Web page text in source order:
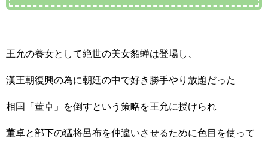
王允の養女として絶世の美女貂蝉は登場し、
漢王朝復興の為に朝廷の中で好き勝手やり放題だった
相国「董卓」を倒すという策略を王允に授けられ
董卓と部下の猛将呂布を仲違いさせるために色目を使って